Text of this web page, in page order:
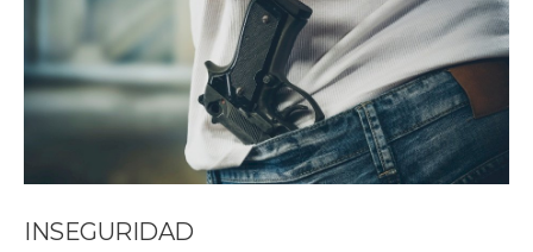
INSEGURIDAD